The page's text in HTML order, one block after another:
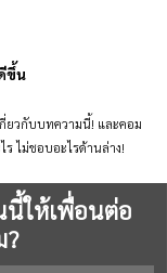
ขึ้น
ยวกับบทความนี้! และคอม
ไม่ชอบอะไรด้านล่าง!
ให้เพื่อนต่อ
?